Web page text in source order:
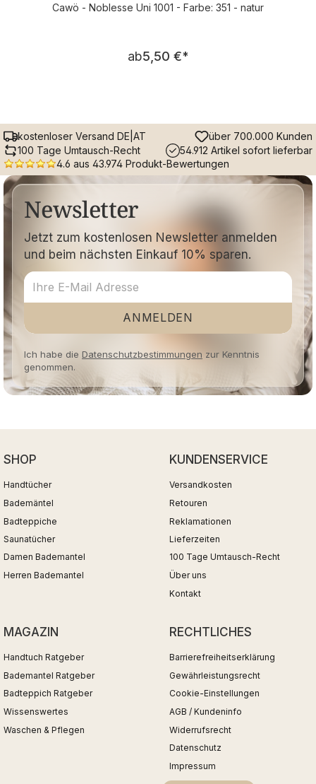
Cawö - Noblesse Uni 1001 - Farbe: 351 - natur
Regulärer Preis:
ab5,50 €*
kostenloser Versand DE|AT
über 700.000 Kunden
100 Tage Umtausch-Recht
54.912 Artikel sofort lieferbar
4.6 aus 43.974 Produkt-Bewertungen
Newsletter
Jetzt zum kostenlosen Newsletter anmelden
und beim nächsten Einkauf 10% sparen.
ANMELDEN
Ich habe die Datenschutzbestimmungen zur Kenntnis
genommen.
SHOP
Handtücher
Bademäntel
Badteppiche
Saunatücher
Damen Bademantel
Herren Bademantel
KUNDENSERVICE
Versandkosten
Retouren
Reklamationen
Lieferzeiten
100 Tage Umtausch-Recht
Über uns
Kontakt
MAGAZIN
Handtuch Ratgeber
Bademantel Ratgeber
Badteppich Ratgeber
Wissenswertes
Waschen & Pflegen
RECHTLICHES
Barrierefreiheitserklärung
Gewährleistungsrecht
Cookie-Einstellungen
AGB / Kundeninfo
Widerrufsrecht
Datenschutz
Impressum